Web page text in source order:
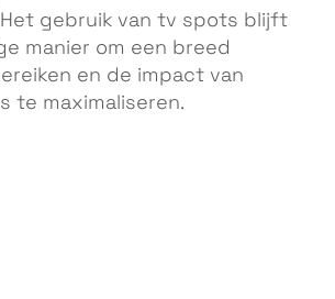
gebruik van tv spots blijft
manier om een breed
en de impact van
te maximaliseren.